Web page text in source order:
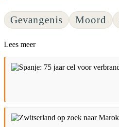
Gevangenis Moord
Lees meer